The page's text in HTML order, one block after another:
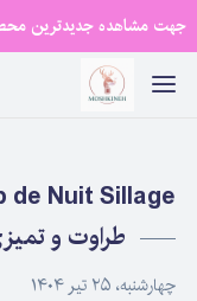
جهت مشاهده جدیدترین
طراوت و
چهارشنبه، ۲۵ تیر ۱۴۰۴